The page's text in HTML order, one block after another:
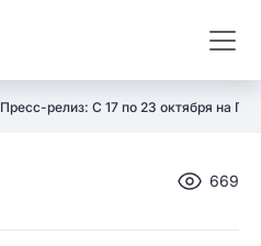
Пресс-релиз: С 17 по 23 октября на
669